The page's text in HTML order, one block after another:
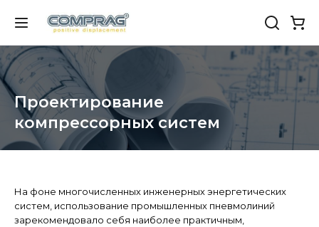
Проектирование
компрессорных систем
На фоне многочисленных инженерных энергетических
систем, использование промышленных пневмолиний
зарекомендовало себя наиболее практичным,